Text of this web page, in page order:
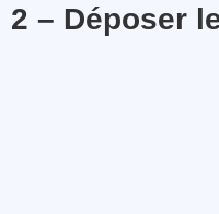
2 – Déposer